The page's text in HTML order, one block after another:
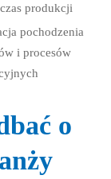
produkcji
pochodzenia
i procesów
o